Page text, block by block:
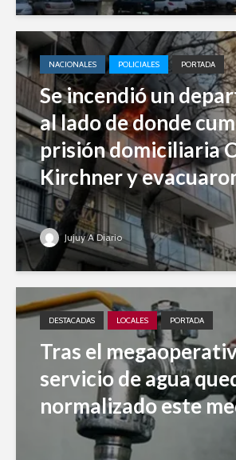
NACIONALES POLICIALES PORTADA
Se incendió un
al lado de donde
prisión domiciliaria
Kirchner y
Jujuy A Diario
DESTACADAS LOCALES PORTADA
Tras el
servicio de agua
normalizado este